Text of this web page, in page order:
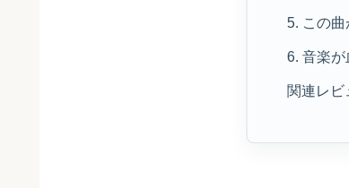
5. この
6. 音楽が
関連レビ